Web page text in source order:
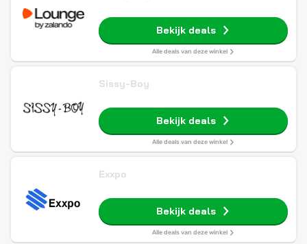
Bekijk deals
Alle deals van deze winkel
Sissy-Boy
Bekijk deals
Alle deals van deze winkel
Exxpo
Bekijk deals
Alle deals van deze winkel